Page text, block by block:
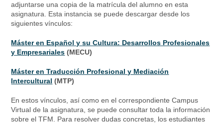
adjuntarse una copia de la matrícula del alumno en esta
asignatura. Esta instancia se puede descargar desde los
siguientes vínculos:
Máster en Español y su Cultura: Desarrollos Profesionales
y Empresariales (MECU)
Máster en Traducción Profesional y Mediación
Intercultural (MTP)
En estos vínculos, así como en el correspondiente Campus
Virtual de la asignatura, se puede consultar toda la información
sobre el TFM. Para resolver dudas concretas, los estudiantes